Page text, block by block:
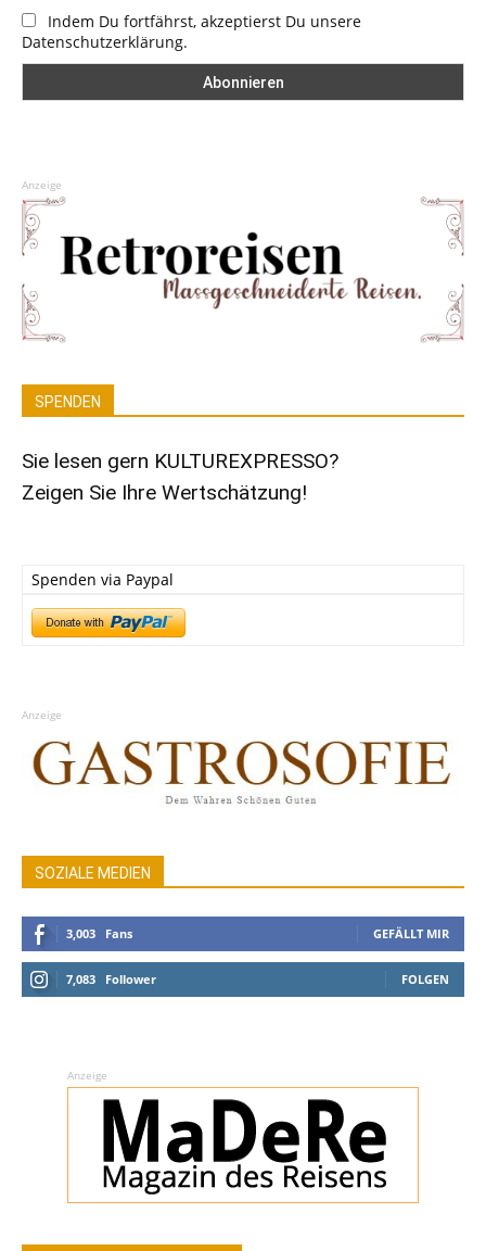
Indem Du fortfährst, akzeptierst Du unsere
Datenschutzerklärung.
Anzeige
SPENDEN
Sie lesen gern KULTUREXPRESSO?
Zeigen Sie Ihre Wertschätzung!
Spenden via Paypal
Anzeige
SOZIALE MEDIEN
3,003 Fans GEFÄLLT MIR
7,083 Follower FOLGEN
Anzeige